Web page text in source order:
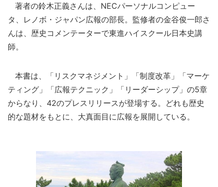
著者の鈴木正義さんは、NECパーソナルコンピュー
タ、レノボ・ジャパン広報の部長。監修者の金谷俊一郎さ
んは、歴史コメンテーターで東進ハイスクール日本史講
師。
本書は、「リスクマネジメント」「制度改革」「マーケ
ティング」「広報テクニック」「リーダーシップ」の5章
からなり、42のプレスリリースが登場する。どれも歴史
的な題材をもとに、大真面目に広報を展開している。